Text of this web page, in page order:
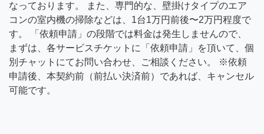
なっております。 また、専門的な、壁掛けタイプのエア
コンの室内機の掃除などは、1台1万円前後〜2万円程度で
す。 「依頼申請」の段階では料金は発生しませんので、
まずは、各サービスチケットに「依頼申請」を頂いて、個
別チャットにてお問い合わせ、ご相談ください。 ※依頼
申請後、本契約前（前払い決済前）であれば、キャンセル
可能です。